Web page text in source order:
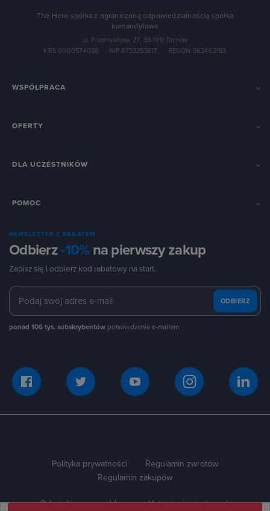
The Hero spółka z ograniczoną odpowiedzialnością spółka
komandytowa
ul. Przemysłowa 27, 33-100 Tarnów
KRS 0000574088
NIP 8733255817 REGON 362462183
WSPÓŁPRACA
OFERTY
DLA UCZESTNIKÓW
POMOC
NEWSLETTER Z RABATEM
Odbierz-10%na pierwszy zakup
Zapisz się i odbierz kod rabatowy na start.
ODBIERZ
ponad 106 tys. subskrybentów potwierdzenie e-mailem
Polityka prywatności
Regulamin zwrotów
Regulamin zakupów
Odwiedź naszego bloga Ustawienia ciasteczek